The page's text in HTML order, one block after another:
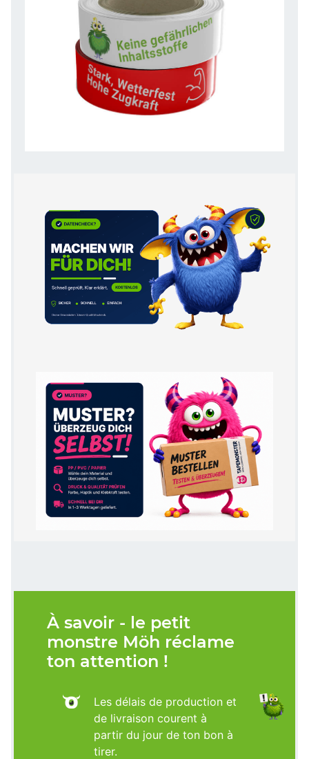
À savoir - le petit
monstre Möh réclame
ton attention !
Les délais de production et
de livraison courent à
partir du jour de ton bon à
tirer.